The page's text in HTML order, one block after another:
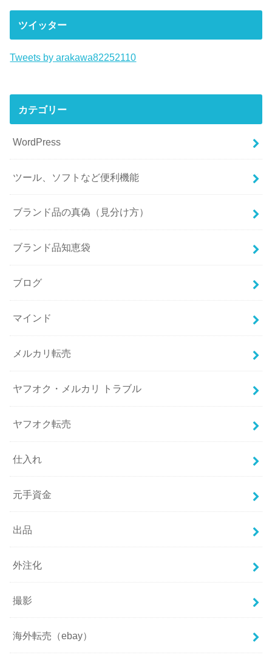
ツイッター
Tweets by arakawa82252110
カテゴリー
WordPress
ツール、ソフトなど便利機能
ブランド品の真偽（見分け方）
ブランド品知恵袋
ブログ
マインド
メルカリ転売
ヤフオク・メルカリ トラブル
ヤフオク転売
仕入れ
元手資金
出品
外注化
撮影
海外転売（ebay）